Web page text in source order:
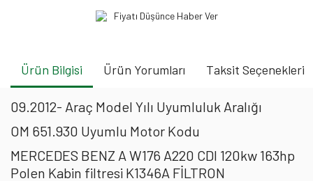
Fiyatı Düşünce Haber Ver
Ürün Bilgisi Ürün Yorumları Taksit Seçenekleri
09.2012- Araç Model Yılı Uyumluluk Aralığı
OM 651.930 Uyumlu Motor Kodu
MERCEDES BENZ A W176 A220 CDI 120kw 163hp
Polen Kabin filtresi K1346A FİLTRON